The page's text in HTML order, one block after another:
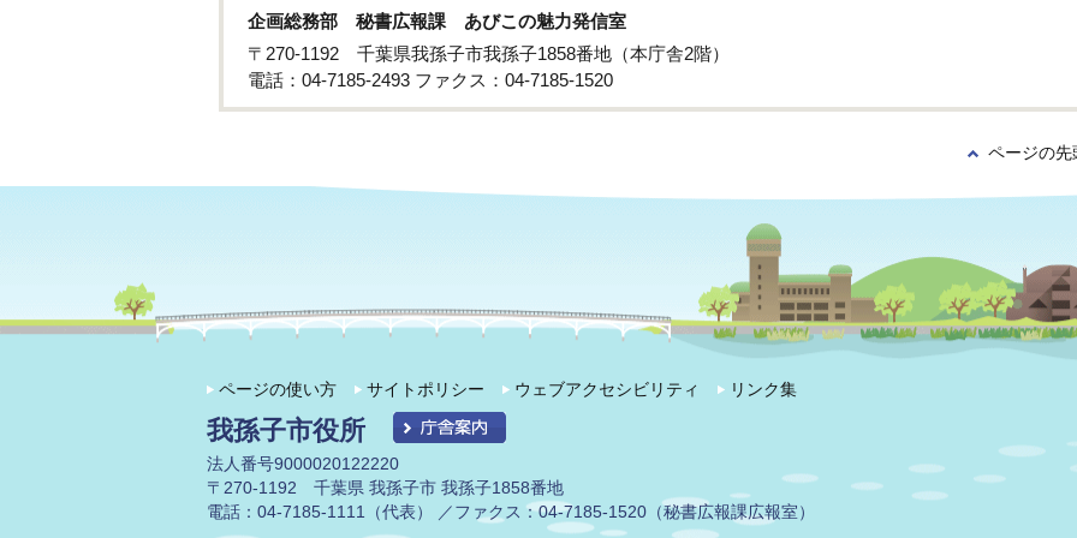
企画総務部 秘書広報課 あびこの魅力発信室
〒270-1192 千葉県我孫子市我孫子1858番地（本庁舎2階）
電話：04-7185-2493 ファクス：04-7185‐1520
ページの先
ページの使い方 サイトポリシー ウェブアクセシビリティ リンク集
我孫子市役所
法人番号9000020122220
〒270-1192 千葉県 我孫子市 我孫子1858番地
電話：04-7185-1111（代表） ／ファクス：04-7185-1520（秘書広報課広報室）